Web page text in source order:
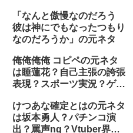
「なんと傲慢なのだろう
彼は神にでもなったつもり
なのだろうか」の元ネタ
俺俺俺俺 コピペの元ネタ
は睡蓮花？自己主張の誇張
表現？スポーツ実況？ゲー
けつあな確定とはの元ネタ
は坂本勇人？パチンコ演
出？罵声ng？Vtuber界